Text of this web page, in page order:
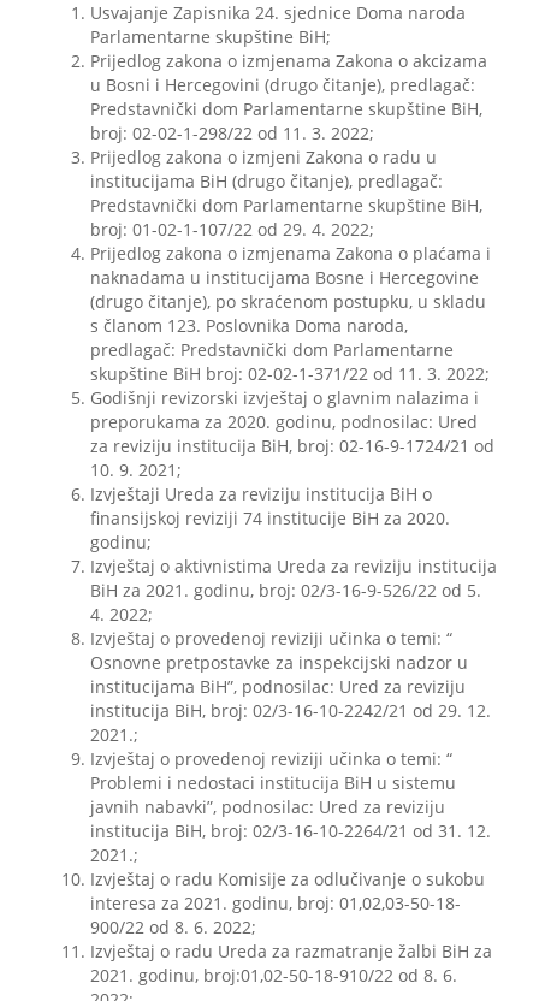
Usvajanje Zapisnika 24. sjednice Doma naroda
Parlamentarne skupštine BiH;
Prijedlog zakona o izmjenama Zakona o akcizama
u Bosni i Hercegovini (drugo čitanje), predlagač:
Predstavnički dom Parlamentarne skupštine BiH,
broj: 02-02-1-298/22 od 11. 3. 2022;
Prijedlog zakona o izmjeni Zakona o radu u
institucijama BiH (drugo čitanje), predlagač:
Predstavnički dom Parlamentarne skupštine BiH,
broj: 01-02-1-107/22 od 29. 4. 2022;
Prijedlog zakona o izmjenama Zakona o plaćama i
naknadama u institucijama Bosne i Hercegovine
(drugo čitanje), po skraćenom postupku, u skladu
s članom 123. Poslovnika Doma naroda,
predlagač: Predstavnički dom Parlamentarne
skupštine BiH broj: 02-02-1-371/22 od 11. 3. 2022;
Godišnji revizorski izvještaj o glavnim nalazima i
preporukama za 2020. godinu, podnosilac: Ured
za reviziju institucija BiH, broj: 02-16-9-1724/21 od
10. 9. 2021;
Izvještaji Ureda za reviziju institucija BiH o
finansijskoj reviziji 74 institucije BiH za 2020.
godinu;
Izvještaj o aktivnistima Ureda za reviziju institucija
BiH za 2021. godinu, broj: 02/3-16-9-526/22 od 5.
4. 2022;
Izvještaj o provedenoj reviziji učinka o temi: “
Osnovne pretpostavke za inspekcijski nadzor u
institucijama BiH”, podnosilac: Ured za reviziju
institucija BiH, broj: 02/3-16-10-2242/21 od 29. 12.
2021.;
Izvještaj o provedenoj reviziji učinka o temi: “
Problemi i nedostaci institucija BiH u sistemu
javnih nabavki”, podnosilac: Ured za reviziju
institucija BiH, broj: 02/3-16-10-2264/21 od 31. 12.
2021.;
Izvještaj o radu Komisije za odlučivanje o sukobu
interesa za 2021. godinu, broj: 01,02,03-50-18-
900/22 od 8. 6. 2022;
Izvještaj o radu Ureda za razmatranje žalbi BiH za
2021. godinu, broj:01,02-50-18-910/22 od 8. 6.